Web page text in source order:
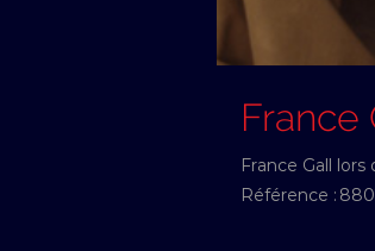
France
France Gall
Référence :